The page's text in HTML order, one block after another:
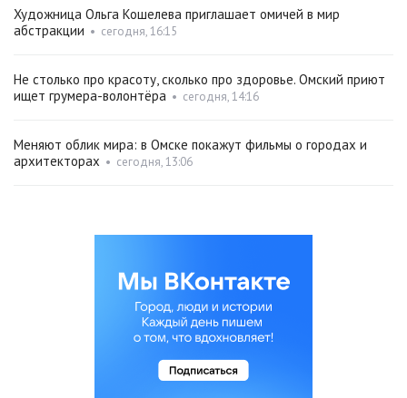
Художница Ольга Кошелева приглашает омичей в мир
абстракции • сегодня, 16:15
Не столько про красоту, сколько про здоровье. Омский приют
ищет грумера-волонтёра • сегодня, 14:16
Меняют облик мира: в Омске покажут фильмы о городах и
архитекторах • сегодня, 13:06